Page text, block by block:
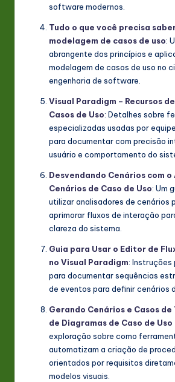
software modernos.
Tudo o que você precisa
modelagem de casos de uso:
abrangente dos princípios e
modelagem de casos de uso no
engenharia de software.
Visual Paradigm – Recursos
Casos de Uso: Detalhes sobre
especializadas usadas por
para documentar com precisão
usuário e comportamento do
Desvendando Cenários com
Cenários de Caso de Uso: Um
utilizar analisadores de cenários
aprimorar fluxos de interação
clareza do sistema.
Guia para Usar o Editor de
no Visual Paradigm: Instruções
para documentar sequências
de eventos para definir cenários
Gerando Cenários e Casos
de Diagramas de Caso de Uso
exploração sobre como
automatizam a criação de
orientados por requisitos
modelos visuais.